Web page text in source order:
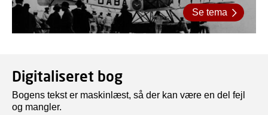
Se tema
Digitaliseret bog
Bogens tekst er maskinlæst, så der kan være en del fejl
og mangler.